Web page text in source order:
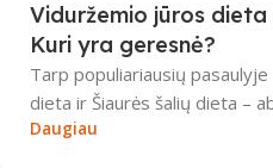
Viduržemio jūros
Kuri yra geresnė?
Tarp populiariausių
dieta ir Šiaurės šalių dieta –
Daugiau